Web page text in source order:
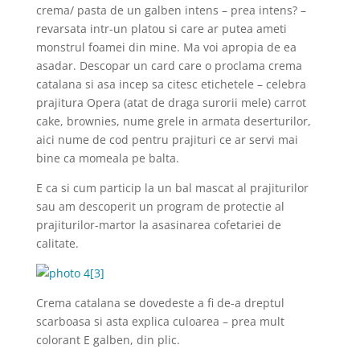
crema/ pasta de un galben intens – prea intens? –
revarsata intr-un platou si care ar putea ameti
monstrul foamei din mine. Ma voi apropia de ea
asadar. Descopar un card care o proclama crema
catalana si asa incep sa citesc etichetele – celebra
prajitura Opera (atat de draga surorii mele) carrot
cake, brownies, nume grele in armata deserturilor,
aici nume de cod pentru prajituri ce ar servi mai
bine ca momeala pe balta.
E ca si cum particip la un bal mascat al prajiturilor
sau am descoperit un program de protectie al
prajiturilor-martor la asasinarea cofetariei de
calitate.
Crema catalana se dovedeste a fi de-a dreptul
scarboasa si asta explica culoarea – prea mult
colorant E galben, din plic.